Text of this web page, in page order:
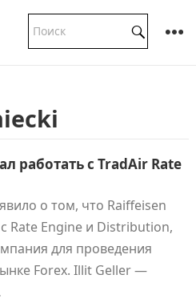
работать с TradAir Rate
о том, что Raiffeisen
Rate Engine и Distribution,
для проведения
Forex. Illit Geller —